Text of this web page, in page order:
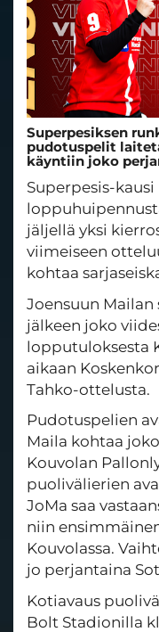
Superpesiksen
pudotuspelit
käyntiin joko
Superpesis-
jäljellä yksi
viimeiseen
kohtaa
Joensuun
jälkeen joko
lopputuloksesta
aikaan
Tahko-ottelusta.
Pudotuspelien
Maila kohtaa
Kouvolan
puolivälierien
JoMa saa
niin
Kouvolassa.
jo perjantaina
Kotiavaus
Bolt Stadionilla